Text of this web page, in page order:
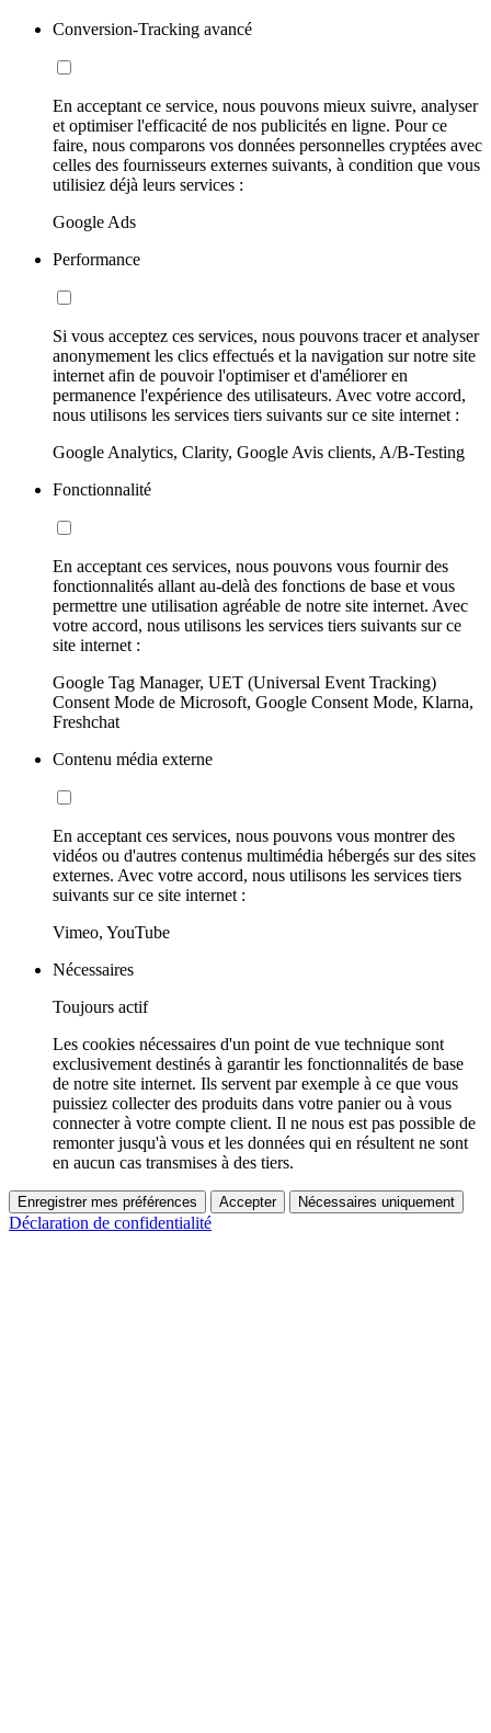
Conversion-Tracking avancé
En acceptant ce service, nous pouvons mieux suivre, analyser
et optimiser l'efficacité de nos publicités en ligne. Pour ce
faire, nous comparons vos données personnelles cryptées avec
celles des fournisseurs externes suivants, à condition que vous
utilisiez déjà leurs services :
Google Ads
Performance
Si vous acceptez ces services, nous pouvons tracer et analyser
anonymement les clics effectués et la navigation sur notre site
internet afin de pouvoir l'optimiser et d'améliorer en
permanence l'expérience des utilisateurs. Avec votre accord,
nous utilisons les services tiers suivants sur ce site internet :
Google Analytics, Clarity, Google Avis clients, A/B-Testing
Fonctionnalité
En acceptant ces services, nous pouvons vous fournir des
fonctionnalités allant au-delà des fonctions de base et vous
permettre une utilisation agréable de notre site internet. Avec
votre accord, nous utilisons les services tiers suivants sur ce
site internet :
Google Tag Manager, UET (Universal Event Tracking)
Consent Mode de Microsoft, Google Consent Mode, Klarna,
Freshchat
Contenu média externe
En acceptant ces services, nous pouvons vous montrer des
vidéos ou d'autres contenus multimédia hébergés sur des sites
externes. Avec votre accord, nous utilisons les services tiers
suivants sur ce site internet :
Vimeo, YouTube
Nécessaires
Toujours actif
Les cookies nécessaires d'un point de vue technique sont
exclusivement destinés à garantir les fonctionnalités de base
de notre site internet. Ils servent par exemple à ce que vous
puissiez collecter des produits dans votre panier ou à vous
connecter à votre compte client. Il ne nous est pas possible de
remonter jusqu'à vous et les données qui en résultent ne sont
en aucun cas transmises à des tiers.
Enregistrer mes préférences Accepter Nécessaires uniquement
Déclaration de confidentialité